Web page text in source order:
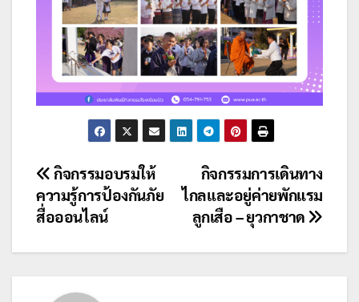
แนะแนว
เรื่อง
กิจกรรมการเดินทาง
ไกลและอยู่ค่ายพักแรม
ลูกเสือ – ยุวกาชาด
กิจกรรมอบรมให้
ความรู้การป้องกันภัย
สื่อออนไลน์